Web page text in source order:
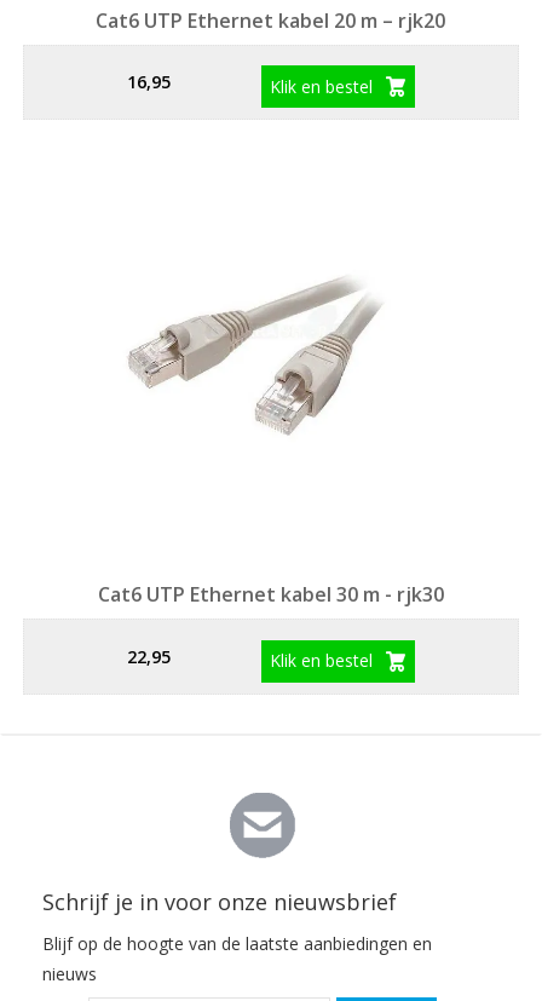
Cat6 UTP Ethernet kabel 20 m – rjk20
16,95 Klik en bestel
Cat6 UTP Ethernet kabel 30 m - rjk30
22,95 Klik en bestel
Schrijf je in voor onze nieuwsbrief
Blijf op de hoogte van de laatste aanbiedingen en
nieuws